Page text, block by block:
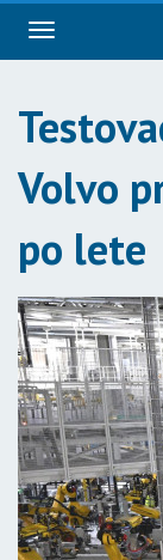
Navigácia
Volvo
po lete